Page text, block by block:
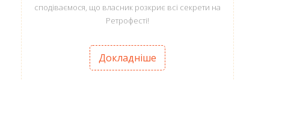
сподіваємося, що власник розкриє всі секрети на
Ретрофесті!
Докладніше